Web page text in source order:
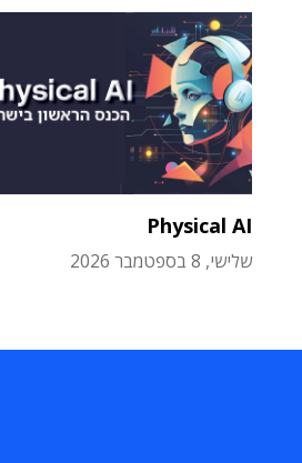
Physical AI
שלישי, 8 בספטמבר 2026